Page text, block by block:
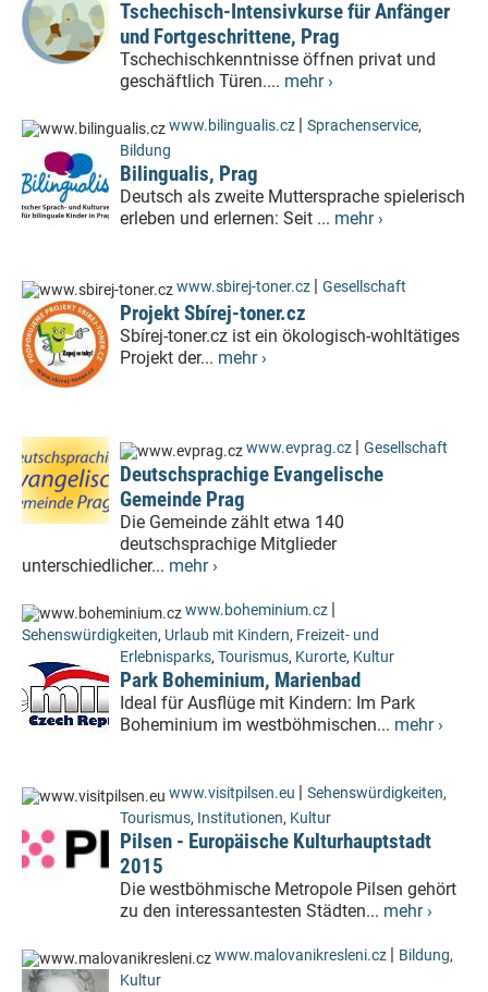
Tschechisch-Intensivkurse für Anfänger
und Fortgeschrittene, Prag
Tschechischkenntnisse öffnen privat und
geschäftlich Türen.... mehr ›
www.bilingualis.cz | Sprachenservice,
Bildung
Bilingualis, Prag
Deutsch als zweite Muttersprache spielerisch
erleben und erlernen: Seit ... mehr ›
www.sbirej-toner.cz | Gesellschaft
Projekt Sbírej-toner.cz
Sbírej-toner.cz ist ein ökologisch-wohltätiges
Projekt der... mehr ›
www.evprag.cz | Gesellschaft
Deutschsprachige Evangelische
Gemeinde Prag
Die Gemeinde zählt etwa 140
deutschsprachige Mitglieder
unterschiedlicher... mehr ›
www.boheminium.cz |
Sehenswürdigkeiten, Urlaub mit Kindern, Freizeit- und
Erlebnisparks, Tourismus, Kurorte, Kultur
Park Boheminium, Marienbad
Ideal für Ausflüge mit Kindern: Im Park
Boheminium im westböhmischen... mehr ›
www.visitpilsen.eu | Sehenswürdigkeiten,
Tourismus, Institutionen, Kultur
Pilsen - Europäische Kulturhauptstadt
2015
Die westböhmische Metropole Pilsen gehört
zu den interessantesten Städten... mehr ›
www.malovanikresleni.cz | Bildung,
Kultur